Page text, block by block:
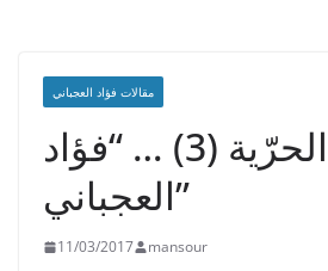
مقالات فؤاد العجباني
أعداء الحرّية (3) … “فؤاد
العجباني”
11/03/2017 mansour